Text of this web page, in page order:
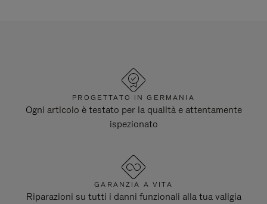
PROGETTATO IN GERMANIA
Ogni articolo è testato per la qualità e attentamente
ispezionato
GARANZIA A VITA
Riparazioni su tutti i danni funzionali alla tua valigia